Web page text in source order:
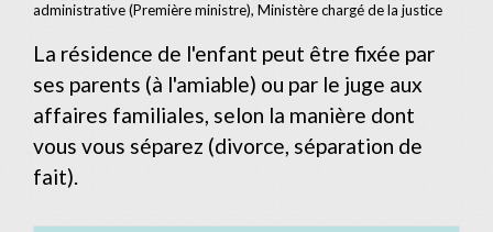
administrative (Première ministre), Ministère chargé de la justice
La résidence de l'enfant peut être fixée par
ses parents (à l'amiable) ou par le juge aux
affaires familiales, selon la manière dont
vous vous séparez (divorce, séparation de
fait).